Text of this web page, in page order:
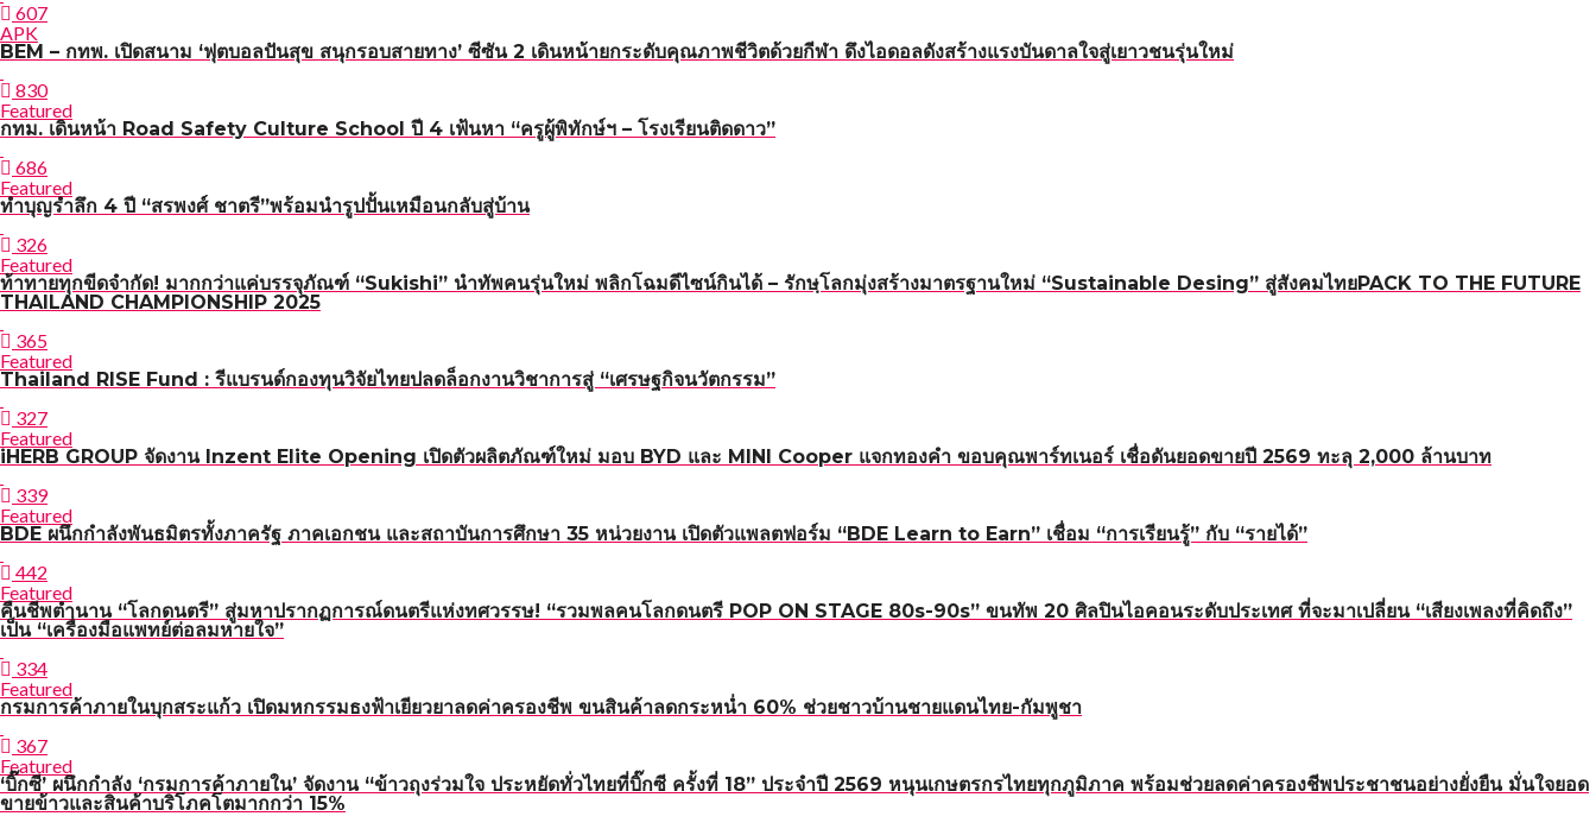
607
APK
BEM – กทพ. เปิดสนาม ‘ฟุตบอลปันสุข สนุกรอบสายทาง’ ซีซัน 2 เดินหน้ายกระดับคุณภาพชีวิตด้วยกีฬา ดึงไอดอลดังสร้างแรงบันดาลใจสู่เยาวชนรุ่นใหม่
830
Featured
กทม. เดินหน้า Road Safety Culture School ปี 4 เฟ้นหา “ครูผู้พิทักษ์ฯ – โรงเรียนติดดาว”
686
Featured
ทำบุญรำลึก 4 ปี “สรพงศ์ ชาตรี”พร้อมนำรูปปั้นเหมือนกลับสู่บ้าน
326
Featured
ท้าทายทุกขีดจำกัด! มากกว่าแค่บรรจุภัณฑ์ “Sukishi” นำทัพคนรุ่นใหม่ พลิกโฉมดีไซน์กินได้ – รักษฺโลกมุ่งสร้างมาตรฐานใหม่ “Sustainable Desing” สู่สังคมไทยPACK TO THE FUTURE
THAILAND CHAMPIONSHIP 2025
365
Featured
Thailand RISE Fund : รีแบรนด์กองทุนวิจัยไทยปลดล็อกงานวิชาการสู่ “เศรษฐกิจนวัตกรรม”
327
Featured
iHERB GROUP จัดงาน Inzent Elite Opening เปิดตัวผลิตภัณฑ์ใหม่ มอบ BYD และ MINI Cooper แจกทองคำ ขอบคุณพาร์ทเนอร์ เชื่อดันยอดขายปี 2569 ทะลุ 2,000 ล้านบาท
339
Featured
BDE ผนึกกำลังพันธมิตรทั้งภาครัฐ ภาคเอกชน และสถาบันการศึกษา 35 หน่วยงาน เปิดตัวแพลตฟอร์ม “BDE Learn to Earn” เชื่อม “การเรียนรู้” กับ “รายได้”
442
Featured
คืนชีพตำนาน “โลกดนตรี” สู่มหาปรากฏการณ์ดนตรีแห่งทศวรรษ! “รวมพลคนโลกดนตรี POP ON STAGE 80s-90s” ขนทัพ 20 ศิลปินไอคอนระดับประเทศ ที่จะมาเปลี่ยน “เสียงเพลงที่คิดถึง”
เป็น “เครื่องมือแพทย์ต่อลมหายใจ”
334
Featured
กรมการค้าภายในบุกสระแก้ว เปิดมหกรรมธงฟ้าเยียวยาลดค่าครองชีพ ขนสินค้าลดกระหน่ำ 60% ช่วยชาวบ้านชายแดนไทย-กัมพูชา
367
Featured
‘บิ๊กซี’ ผนึกกำลัง ‘กรมการค้าภายใน’ จัดงาน “ข้าวถุงร่วมใจ ประหยัดทั่วไทยที่บิ๊กซี ครั้งที่ 18” ประจำปี 2569 หนุนเกษตรกรไทยทุกภูมิภาค พร้อมช่วยลดค่าครองชีพประชาชนอย่างยั่งยืน มั่นใจยอด
ขายข้าวและสินค้าบริโภคโตมากกว่า 15%